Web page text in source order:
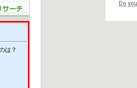
は？
Do